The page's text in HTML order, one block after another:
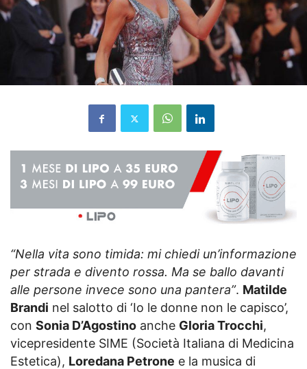
“Nella vita sono timida: mi chiedi un’informazione
per strada e divento rossa. Ma se ballo davanti
alle persone invece sono una pantera”. Matilde
Brandi nel salotto di ‘Io le donne non le capisco’,
con Sonia D’Agostino anche Gloria Trocchi,
vicepresidente SIME (Società Italiana di Medicina
Estetica), Loredana Petrone e la musica di